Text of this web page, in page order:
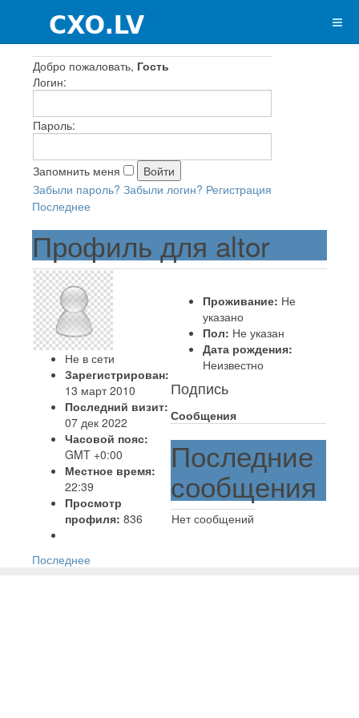
Добро пожаловать, Гость
Логин:
Пароль:
Запомнить меня
Забыли пароль? Забыли логин? Регистрация
Последнее
Профиль для altor
Не в сети
Зарегистрирован:
13 март 2010
Последний визит:
07 дек 2022
Часовой пояс:
GMT +0:00
Местное время:
22:39
Просмотр
профиля: 836
Проживание: Не
указано
Пол: Не указан
Дата рождения:
Неизвестно
Подпись
Сообщения
Последние
сообщения
Нет сообщений
Последнее